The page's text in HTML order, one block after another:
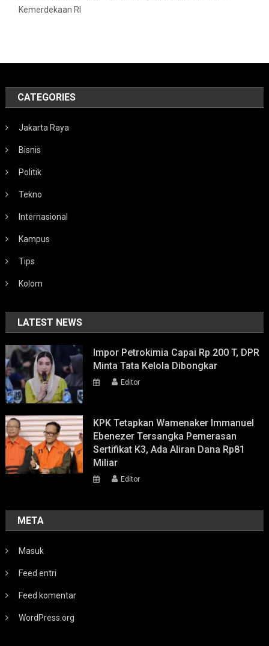
Kemerdekaan RI
CATEGORIES
Jakarta Raya
Bisnis
Politik
Tekno
Internasional
Kampus
Tips
Kolom
LATEST NEWS
Impor Petrokimia Capai Rp 200 T, DPR
Minta Tata Kelola Dibongkar
Editor
KPK Tetapkan Wamenaker Immanuel
Ebenezer Tersangka Pemerasan
Sertifikat K3, Ada Aliran Dana Rp81
Miliar
Editor
META
Masuk
Feed entri
Feed komentar
WordPress.org